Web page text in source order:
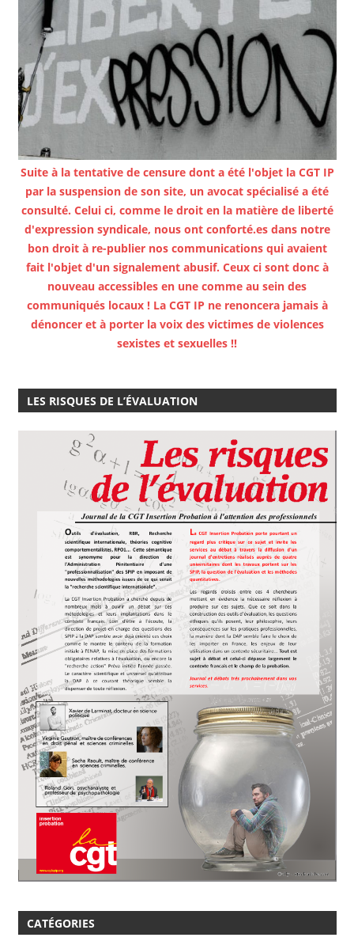
Suite à la tentative de censure dont a été l'objet la CGT IP
par la suspension de son site, un avocat spécialisé a été
consulté. Celui ci, comme le droit en la matière de liberté
d'expression syndicale, nous ont conforté.es dans notre
bon droit à re-publier nos communications qui avaient
fait l'objet d'un signalement abusif. Ceux ci sont donc à
nouveau accessibles en une comme au sein des
communiqués locaux ! La CGT IP ne renoncera jamais à
dénoncer et à porter la voix des victimes de violences
sexistes et sexuelles !!
LES RISQUES DE L’ÉVALUATION
CATÉGORIES